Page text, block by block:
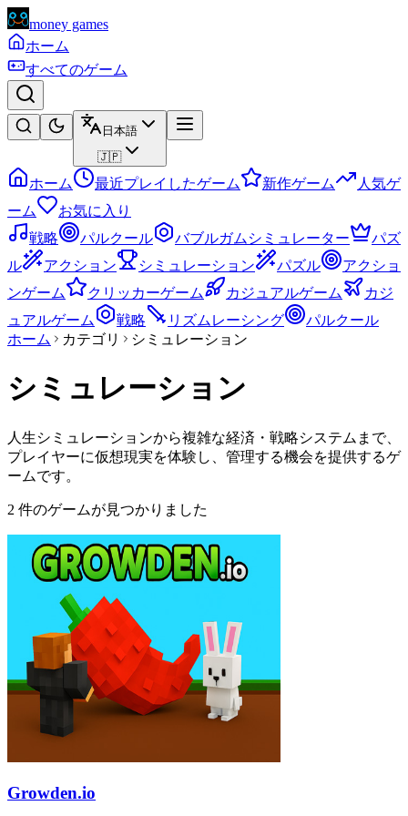
money games
ホーム
すべてのゲーム
日本語
🇯🇵
ホーム 最近プレイしたゲーム 新作ゲーム
人気ゲ
ーム
お気に入り
戦略
パルクール バブルガムシミュレーター
パズ
ル
アクション シミュレーション パズル
アクショ
ンゲーム
クリッカーゲーム カジュアルゲーム
カジ
ュアルゲーム
戦略 リズムレーシング
パルクール
ホーム
カテゴリ シミュレーション
シミュレーション
人生シミュレーションから複雑な経済・戦略システムまで、
プレイヤーに仮想現実を体験し、管理する機会を提供するゲ
ームです。
2 件のゲームが見つかりました
Growden.io